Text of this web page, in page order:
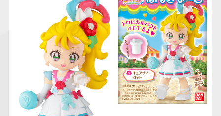
仮面ライダーシリー
ズ
ガンダムシリーズ アンパンマン たまご
キャラパキ
にふぉるめーしょん
＆スクエアシール
ポケモンスケールワ
ールド